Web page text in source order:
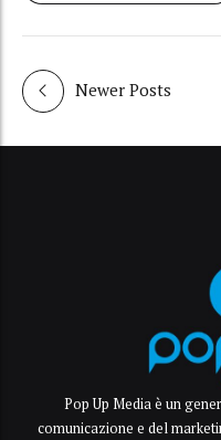
Newer Posts
Pop Up Media è un
comunicazione e del